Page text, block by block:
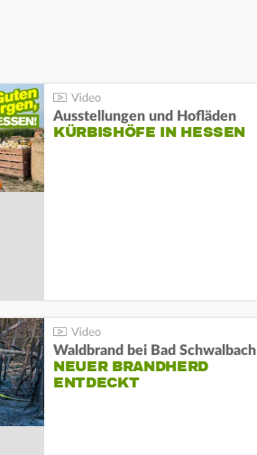
Ausstellungen und Hofläden
KÜRBISHÖFE IN HESSEN
Waldbrand bei Bad Schwalbach
NEUER BRANDHERD
ENTDECKT